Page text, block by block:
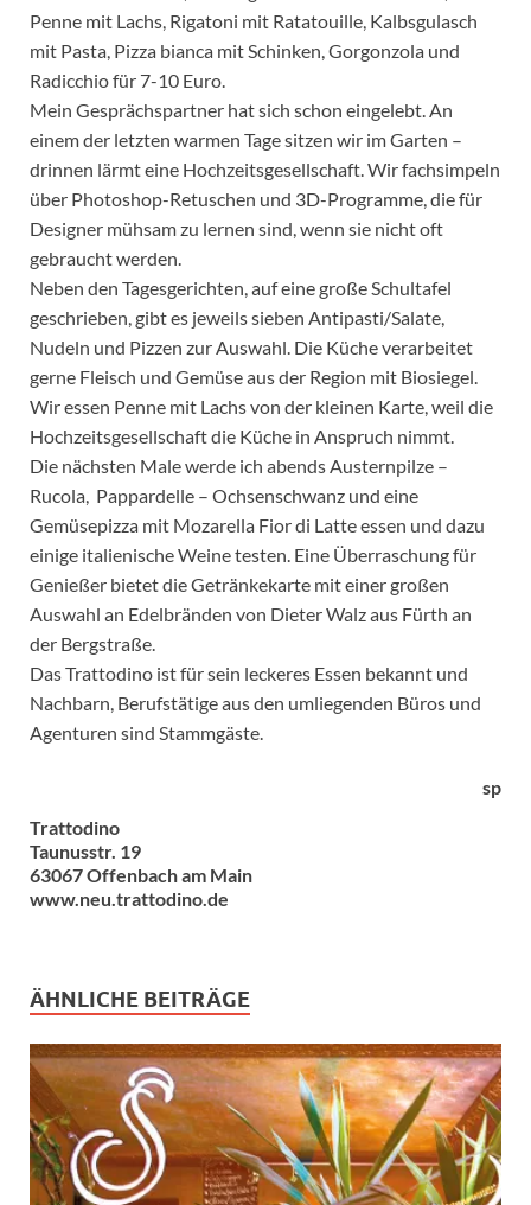
Penne mit Lachs, Rigatoni mit Ratatouille, Kalbsgulasch
mit Pasta, Pizza bianca mit Schinken, Gorgonzola und
Radicchio für 7-10 Euro.
Mein Gesprächspartner hat sich schon eingelebt. An
einem der letzten warmen Tage sitzen wir im Garten –
drinnen lärmt eine Hochzeitsgesellschaft. Wir fachsimpeln
über Photoshop-Retuschen und 3D-Programme, die für
Designer mühsam zu lernen sind, wenn sie nicht oft
gebraucht werden.
Neben den Tagesgerichten, auf eine große Schultafel
geschrieben, gibt es jeweils sieben Antipasti/Salate,
Nudeln und Pizzen zur Auswahl. Die Küche verarbeitet
gerne Fleisch und Gemüse aus der Region mit Biosiegel.
Wir essen Penne mit Lachs von der kleinen Karte, weil die
Hochzeitsgesellschaft die Küche in Anspruch nimmt.
Die nächsten Male werde ich abends Austernpilze –
Rucola, Pappardelle – Ochsenschwanz und eine
Gemüsepizza mit Mozarella Fior di Latte essen und dazu
einige italienische Weine testen. Eine Überraschung für
Genießer bietet die Getränkekarte mit einer großen
Auswahl an Edelbränden von Dieter Walz aus Fürth an
der Bergstraße.
Das Trattodino ist für sein leckeres Essen bekannt und
Nachbarn, Berufstätige aus den umliegenden Büros und
Agenturen sind Stammgäste.
sp
Trattodino
Taunusstr. 19
63067 Offenbach am Main
www.neu.trattodino.de
ÄHNLICHE BEITRÄGE